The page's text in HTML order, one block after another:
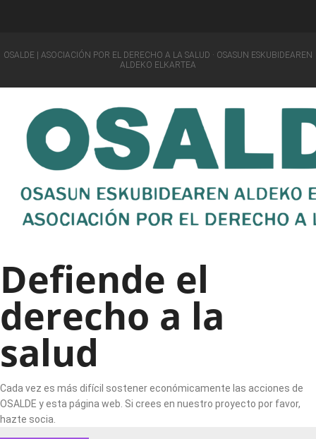
OSALDE | ASOCIACIÓN POR EL DERECHO A LA SALUD · OSASUN ESKUBIDEAREN
ALDEKO ELKARTEA
Defiende el
derecho a la
salud
Cada vez es más difícil sostener económicamente las acciones de
OSALDE y esta página web. Si crees en nuestro proyecto por favor,
hazte socia.